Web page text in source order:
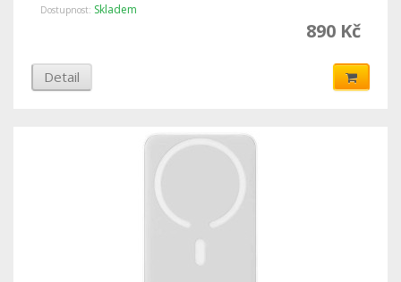
Dostupnost: Skladem
890 Kč
Detail